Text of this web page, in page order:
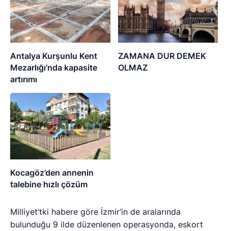
Antalya Kurşunlu Kent
Mezarlığı’nda kapasite
artırımı
ZAMANA DUR DEMEK
OLMAZ
Kocagöz’den annenin
talebine hızlı çözüm
Milliyet’tki habere göre İzmir’in de aralarında
bulunduğu 9 ilde düzenlenen operasyonda, eskort